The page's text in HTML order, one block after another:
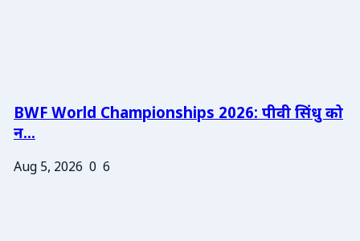
BWF World Championships 2026: पीवी सिंधु को
न...
Aug 5, 2026 0 6